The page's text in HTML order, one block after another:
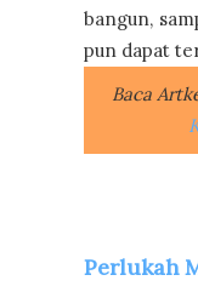
bangun,
pun dapat
Baca
Perlukah